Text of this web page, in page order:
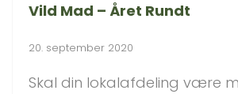
Vild Mad – Året Rundt
20. september 2020
Skal din lokalafdeling være